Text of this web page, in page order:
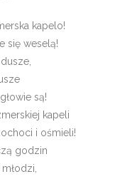
kapelo!
się weselą!
są!
kapeli
i ośmieli!
godzin